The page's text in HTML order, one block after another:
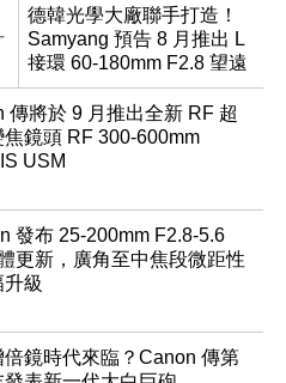
德韓光學大廠聯手打造！
Samyang 預告 8 月推出 L
接環 60-180mm F2.8 望遠
變焦鏡
傳將於 9 月推出全新 RF 超
焦鏡頭 RF 300-600mm
USM
發布 25-200mm F2.8-5.6
更新，廣角至中焦段微距性
級
倍鏡時代來臨？Canon 傳第